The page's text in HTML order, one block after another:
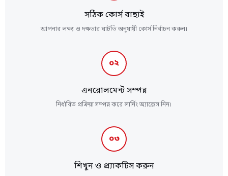
সঠিক কোর্স বাছাই
আপনার লক্ষ্য ও দক্ষতার ঘাটতি অনুযায়ী কোর্স নির্বাচন করুন।
০২
এনরোলমেন্ট সম্পন্ন
নির্ধারিত প্রক্রিয়া সম্পন্ন করে লার্নিং অ্যাক্সেস নিন।
০৩
শিখুন ও প্র্যাকটিস করুন